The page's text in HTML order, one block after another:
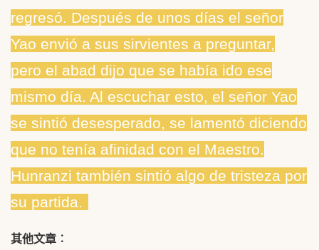
regresó. Después de unos días el señor
Yao envió a sus sirvientes a preguntar,
pero el abad dijo que se había ido ese
mismo día. Al escuchar esto, el señor Yao
se sintió desesperado, se lamentó diciendo
que no tenía afinidad con el Maestro.
Hunranzi también sintió algo de tristeza por
su partida.
其他文章︰